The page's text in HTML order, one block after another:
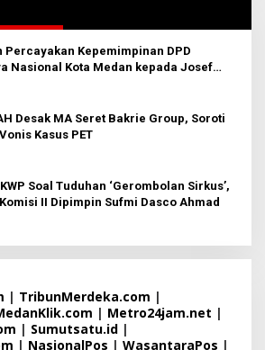
E
A
K
Percayakan Kepemimpinan DPD
Nasional Kota Medan kepada Josef
Desak MA Seret Bakrie Group, Soroti
Kasus PET
Soal Tuduhan ‘Gerombolan Sirkus’,
II Dipimpin Sufmi Dasco Ahmad
| TribunMerdeka.com |
| Metro24jam.net |
| Sumutsatu.id |
| NasionalPos | WasantaraPos |